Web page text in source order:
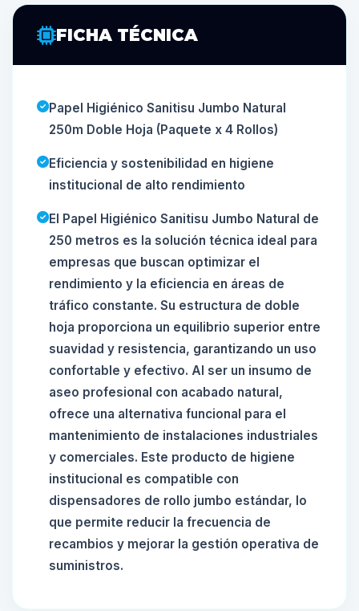
FICHA TÉCNICA
Papel Higiénico Sanitisu Jumbo Natural
250m Doble Hoja (Paquete x 4 Rollos)
Eficiencia y sostenibilidad en higiene
institucional de alto rendimiento
El Papel Higiénico Sanitisu Jumbo Natural de
250 metros es la solución técnica ideal para
empresas que buscan optimizar el
rendimiento y la eficiencia en áreas de
tráfico constante. Su estructura de doble
hoja proporciona un equilibrio superior entre
suavidad y resistencia, garantizando un uso
confortable y efectivo. Al ser un insumo de
aseo profesional con acabado natural,
ofrece una alternativa funcional para el
mantenimiento de instalaciones industriales
y comerciales. Este producto de higiene
institucional es compatible con
dispensadores de rollo jumbo estándar, lo
que permite reducir la frecuencia de
recambios y mejorar la gestión operativa de
suministros.